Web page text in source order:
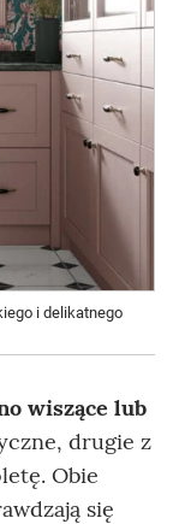
i delikatnego
wiszące lub
drugie z
Obie
się